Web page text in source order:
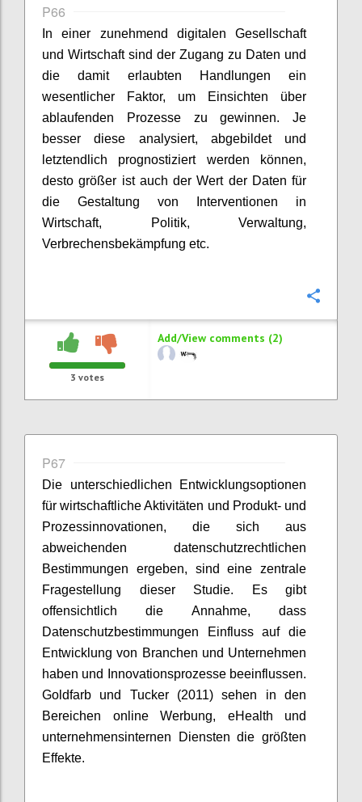
P66
In einer zunehmend digitalen Gesellschaft
und Wirtschaft sind der Zugang zu Daten und
die damit erlaubten Handlungen ein
wesentlicher Faktor, um Einsichten über
ablaufenden Prozesse zu gewinnen. Je
besser diese analysiert, abgebildet und
letztendlich prognostiziert werden können,
desto größer ist auch der Wert der Daten für
die Gestaltung von Interventionen in
Wirtschaft, Politik, Verwaltung,
Verbrechensbekämpfung etc.
3 votes
Add/View comments (2)
P67
Die unterschiedlichen Entwicklungsoptionen
für wirtschaftliche Aktivitäten und Produkt- und
Prozessinnovationen, die sich aus
abweichenden datenschutzrechtlichen
Bestimmungen ergeben, sind eine zentrale
Fragestellung dieser Studie. Es gibt
offensichtlich die Annahme, dass
Datenschutzbestimmungen Einfluss auf die
Entwicklung von Branchen und Unternehmen
haben und Innovationsprozesse beeinflussen.
Goldfarb und Tucker (2011) sehen in den
Bereichen online Werbung, eHealth und
unternehmensinternen Diensten die größten
Effekte.